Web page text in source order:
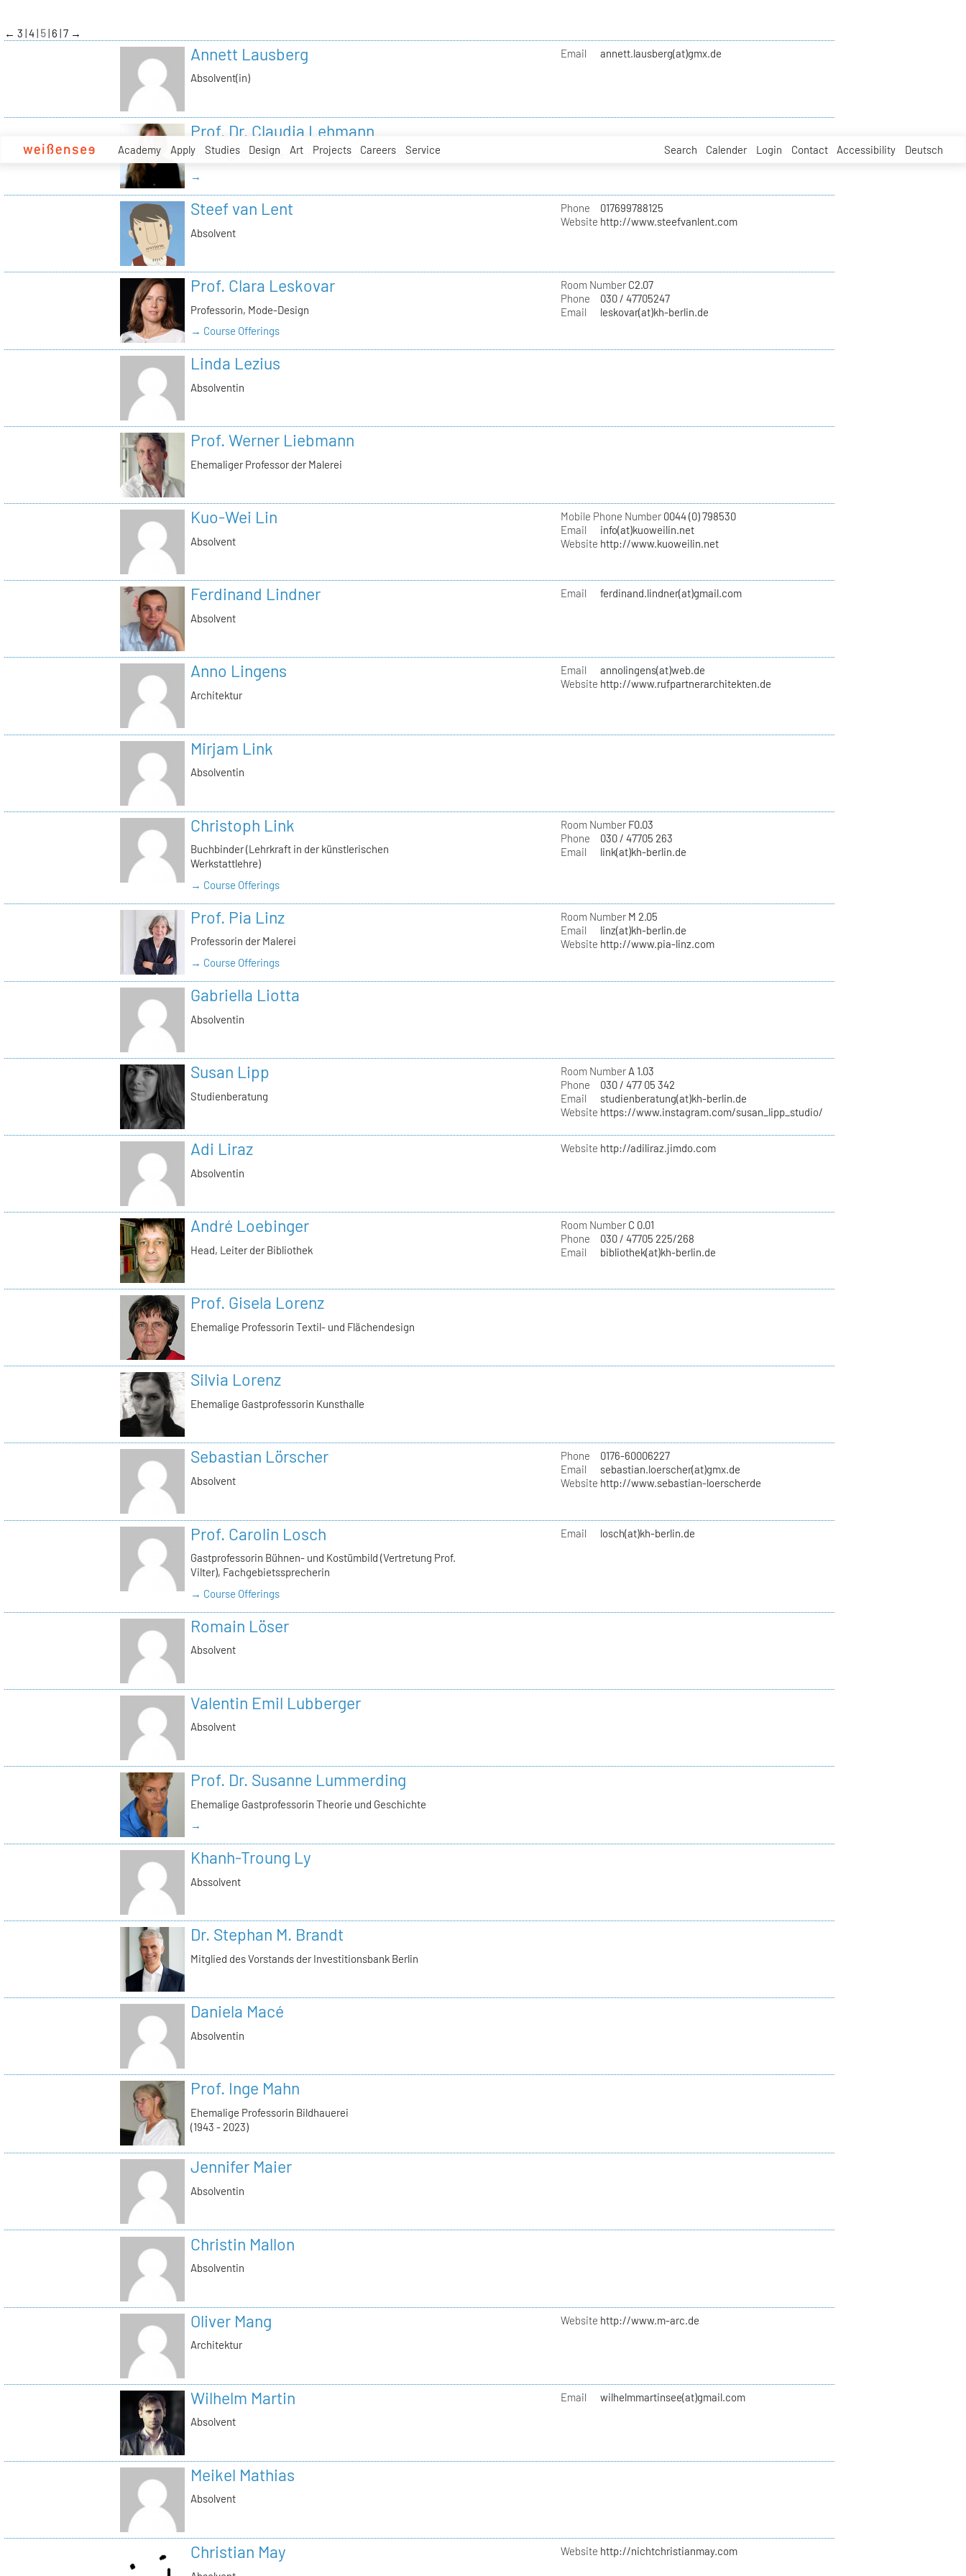
Academy Apply Studies Design Art Projects Careers Service Search Calender Login Contact Accessibility Deutsch
← 3 4 5 6 7 →
Annett Lausberg
Absolvent(in)
Email annett.lausberg(at)gmx.de
Prof. Dr. Claudia Lehmann
ehemalige Gastprofessorin Bühnen- und Kostümbild
→
Steef van Lent
Absolvent
Phone
017699788125
Website http://www.steefvanlent.com
Prof. Clara Leskovar
Professorin, Mode-Design
→ Course Offerings
Room NumberC2.07
Phone
030 / 47705247
Email
leskovar(at)kh-berlin.de
Linda Lezius
Absolventin
Prof. Werner Liebmann
Ehemaliger Professor der Malerei
Kuo-Wei Lin
Absolvent
Mobile Phone Number0044 (0) 798530
Email
info(at)kuoweilin.net
Website http://www.kuoweilin.net
Ferdinand Lindner
Absolvent
Email ferdinand.lindner(at)gmail.com
Anno Lingens
Architektur
Email
annolingens(at)web.de
Website http://www.rufpartnerarchitekten.de
Mirjam Link
Absolventin
Christoph Link
Buchbinder (Lehrkraft in der künstlerischen
Werkstattlehre)
→ Course Offerings
Room NumberF0.03
Phone
030 / 47705 263
Email
link(at)kh-berlin.de
Prof. Pia Linz
Professorin der Malerei
→ Course Offerings
Room NumberM 2.05
Email
linz(at)kh-berlin.de
Website http://www.pia-linz.com
Gabriella Liotta
Absolventin
Susan Lipp
Studienberatung
Room NumberA 1.03
Phone
030 / 477 05 342
Email
studienberatung(at)kh-berlin.de
Website https://www.instagram.com/susan_lipp_studio/
Adi Liraz
Absolventin
Website http://adiliraz.jimdo.com
André Loebinger
Head, Leiter der Bibliothek
Room NumberC 0.01
Phone
030 / 47705 225/268
Email
bibliothek(at)kh-berlin.de
Prof. Gisela Lorenz
Ehemalige Professorin Textil- und Flächendesign
Silvia Lorenz
Ehemalige Gastprofessorin Kunsthalle
Sebastian Lörscher
Absolvent
Phone
0176-60006227
Email
sebastian.loerscher(at)gmx.de
Website http://www.sebastian-loerscherde
Prof. Carolin Losch
Gastprofessorin Bühnen- und Kostümbild (Vertretung Prof.
Vilter), Fachgebietssprecherin
→ Course Offerings
Email losch(at)kh-berlin.de
Romain Löser
Absolvent
Valentin Emil Lubberger
Absolvent
Prof. Dr. Susanne Lummerding
Ehemalige Gastprofessorin Theorie und Geschichte
→
Khanh-Troung Ly
Abssolvent
Dr. Stephan M. Brandt
Mitglied des Vorstands der Investitionsbank Berlin
Daniela Macé
Absolventin
Prof. Inge Mahn
Ehemalige Professorin Bildhauerei
(1943 - 2023)
Jennifer Maier
Absolventin
Christin Mallon
Absolventin
Oliver Mang
Architektur
Website http://www.m-arc.de
Wilhelm Martin
Absolvent
Email wilhelmmartinsee(at)gmail.com
Meikel Mathias
Absolvent
Christian May Website http://nichtchristianmay.com